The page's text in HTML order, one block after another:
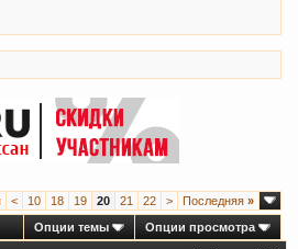
< 10 18 19 20 21 22 > Последняя »
Опции темы
Опции просмотра